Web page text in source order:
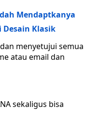
Mendaptkanya
Desain Klasik
menyetujui semua
atau email dan
sekaligus bisa